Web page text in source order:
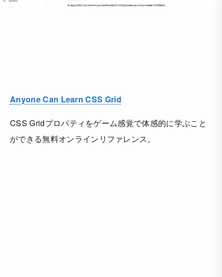
Anyone Can Learn CSS Grid
CSS Gridプロパティをゲーム感覚で体感的に学ぶこと
ができる無料オンラインリファレンス。